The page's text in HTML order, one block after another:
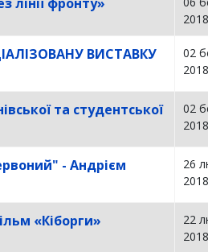
2018
ВИСТАВКУ
02
2018
та студентської
02
2018
- Андрієм
26
2018
«Кіборги»
22
2018